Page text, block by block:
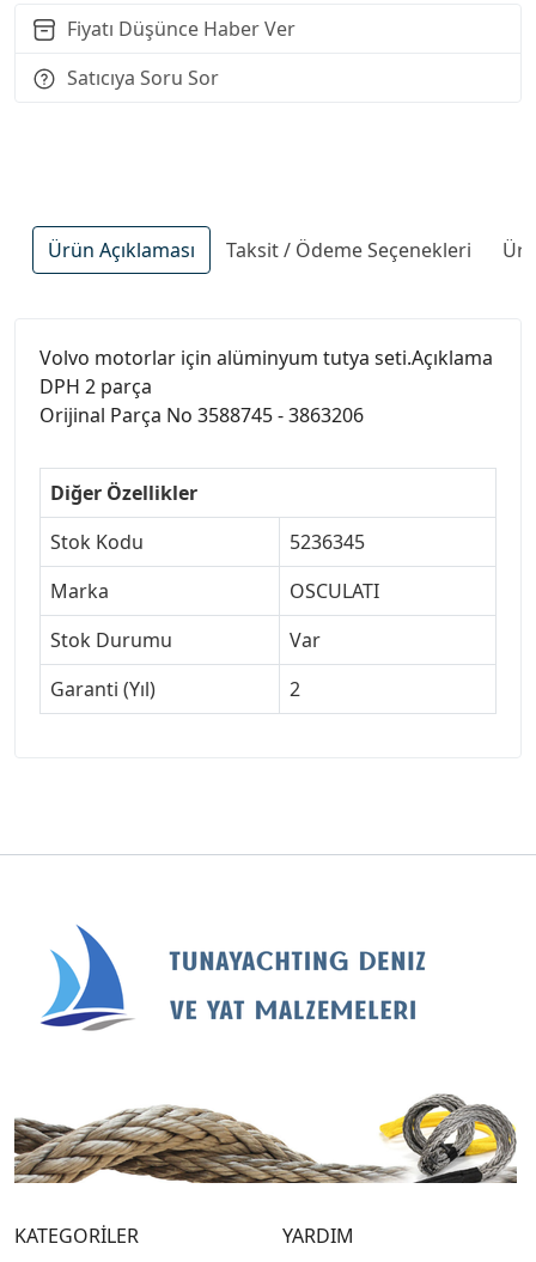
Fiyatı Düşünce Haber Ver
Satıcıya Soru Sor
Ürün Açıklaması Taksit / Ödeme Seçenekleri
Volvo motorlar için alüminyum tutya seti.Açıklama
DPH 2 parça
Orijinal Parça No 3588745 - 3863206
Diğer Özellikler
Stok Kodu
5236345
Marka
OSCULATI
Stok Durumu
Var
Garanti (Yıl)
2
KATEGORİLER YARDIM